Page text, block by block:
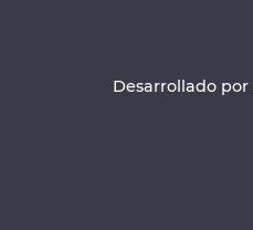
Desarrollado por